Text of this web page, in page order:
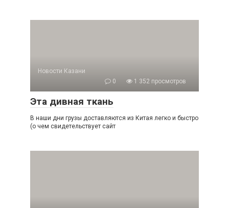
Новости Казани
0
1 352 просмотров
Эта дивная ткань
В наши дни грузы доставляются из Китая легко и быстро
(о чем свидетельствует сайт